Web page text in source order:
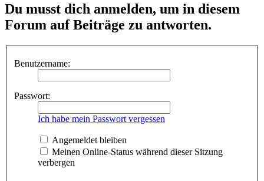
Du musst dich anmelden, um in diesem
Forum auf Beiträge zu antworten.
Benutzername:
Passwort:
Ich habe mein Passwort vergessen
Angemeldet bleiben
Meinen Online-Status während dieser Sitzung
verbergen